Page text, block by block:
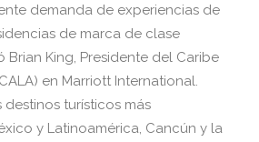
demanda de experiencias de
de marca de clase
Brian King, Presidente del Caribe
en Marriott International.
destinos turísticos más
y Latinoamérica, Cancún y la